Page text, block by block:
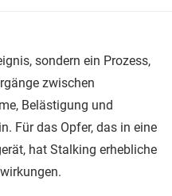
sondern ein Prozess,
zwischen
Belästigung und
Für das Opfer, das in eine
hat Stalking erhebliche